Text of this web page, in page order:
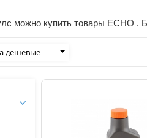
можно купить товары ECHO .
дешевые